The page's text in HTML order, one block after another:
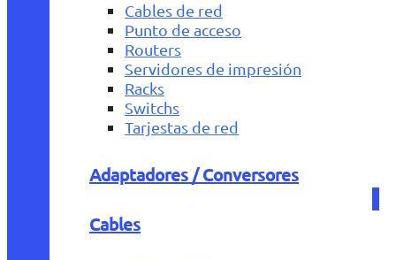
Cables de red
Punto de acceso
Routers
Servidores de impresión
Racks
Switchs
Tarjestas de red
Adaptadores / Conversores
Cables